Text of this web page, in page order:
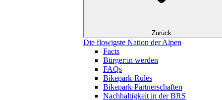
Zurück
Die flowigste Nation der Alpen
Facts
Bürger:in werden
FAQs
Bikepark-Rules
Bikepark-Partnerschaften
Nachhaltigkeit in der BRS